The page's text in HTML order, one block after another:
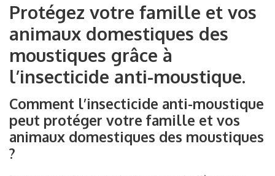
Protégez votre famille et vos
animaux domestiques des
moustiques grâce à
l’insecticide anti-moustique.
Comment l’insecticide anti-moustique
peut protéger votre famille et vos
animaux domestiques des moustiques
?